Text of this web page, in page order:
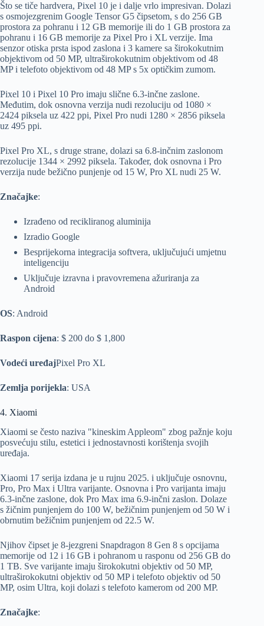
Što se tiče hardvera, Pixel 10 je i dalje vrlo impresivan. Dolazi
s osmojezgrenim Google Tensor G5 čipsetom, s do 256 GB
prostora za pohranu i 12 GB memorije ili do 1 GB prostora za
pohranu i 16 GB memorije za Pixel Pro i XL verzije. Ima
senzor otiska prsta ispod zaslona i 3 kamere sa širokokutnim
objektivom od 50 MP, ultraširokokutnim objektivom od 48
MP i telefoto objektivom od 48 MP s 5x optičkim zumom.
Pixel 10 i Pixel 10 Pro imaju slične 6.3-inčne zaslone.
Međutim, dok osnovna verzija nudi rezoluciju od 1080 ×
2424 piksela uz 422 ppi, Pixel Pro nudi 1280 × 2856 piksela
uz 495 ppi.
Pixel Pro XL, s druge strane, dolazi sa 6.8-inčnim zaslonom
rezolucije 1344 × 2992 piksela. Također, dok osnovna i Pro
verzija nude bežično punjenje od 15 W, Pro XL nudi 25 W.
Značajke:
Izrađeno od recikliranog aluminija
Izradio Google
Besprijekorna integracija softvera, uključujući umjetnu
inteligenciju
Uključuje izravna i pravovremena ažuriranja za
Android
OS: Android
Raspon cijena: $ 200 do $ 1,800
Vodeći uređajPixel Pro XL
Zemlja porijekla: USA
4. Xiaomi
Xiaomi se često naziva "kineskim Appleom" zbog pažnje koju
posvećuju stilu, estetici i jednostavnosti korištenja svojih
uređaja.
Xiaomi 17 serija izdana je u rujnu 2025. i uključuje osnovnu,
Pro, Pro Max i Ultra varijante. Osnovna i Pro varijanta imaju
6.3-inčne zaslone, dok Pro Max ima 6.9-inčni zaslon. Dolaze
s žičnim punjenjem do 100 W, bežičnim punjenjem od 50 W i
obrnutim bežičnim punjenjem od 22.5 W.
Njihov čipset je 8-jezgreni Snapdragon 8 Gen 8 s opcijama
memorije od 12 i 16 GB i pohranom u rasponu od 256 GB do
1 TB. Sve varijante imaju širokokutni objektiv od 50 MP,
ultraširokokutni objektiv od 50 MP i telefoto objektiv od 50
MP, osim Ultra, koji dolazi s telefoto kamerom od 200 MP.
Značajke: